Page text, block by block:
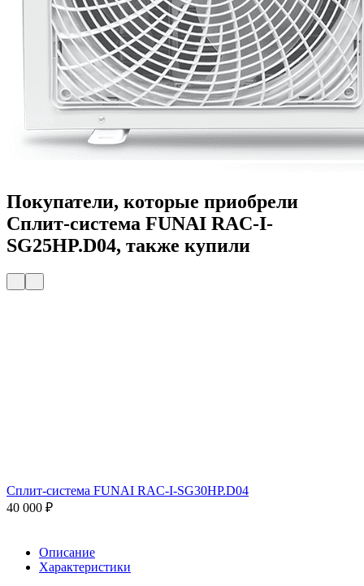
Покупатели, которые приобрели
Сплит-система FUNAI RAC-I-
SG25HP.D04, также купили
Сплит-система FUNAI RAC-I-SG30HP.D04
40 000 ₽
Описание
Характеристики